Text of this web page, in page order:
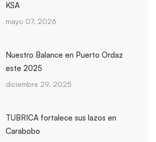
KSA
mayo 07, 2026
Nuestro Balance en Puerto Ordaz
este 2025
diciembre 29, 2025
TUBRICA fortalece sus lazos en
Carabobo